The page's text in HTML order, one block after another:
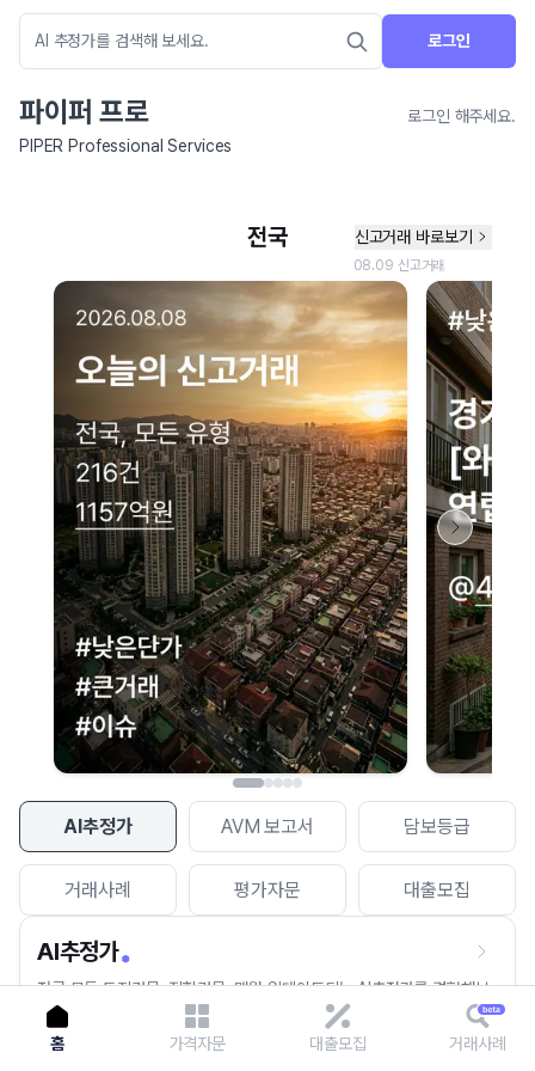
로그인
파이퍼 프로
로그인 해주세요.
PIPER Professional Services
AI추정가 AVM 보고서 담보등급
거래사례 평가자문 대출모집
AI추정가
전국 모든 토지건물, 집합건물, 매월 업데이트되는 AI추정가를 경험해보
세요.
네이버 지도 연결 안내
현재 네이버 지도 연결이 원활하지 않아 지도를 불러올 수 없습니다.
이용에 불편을 드려 죄송합니다.
다시 시도
홈 가격자문 대출모집 거래사례